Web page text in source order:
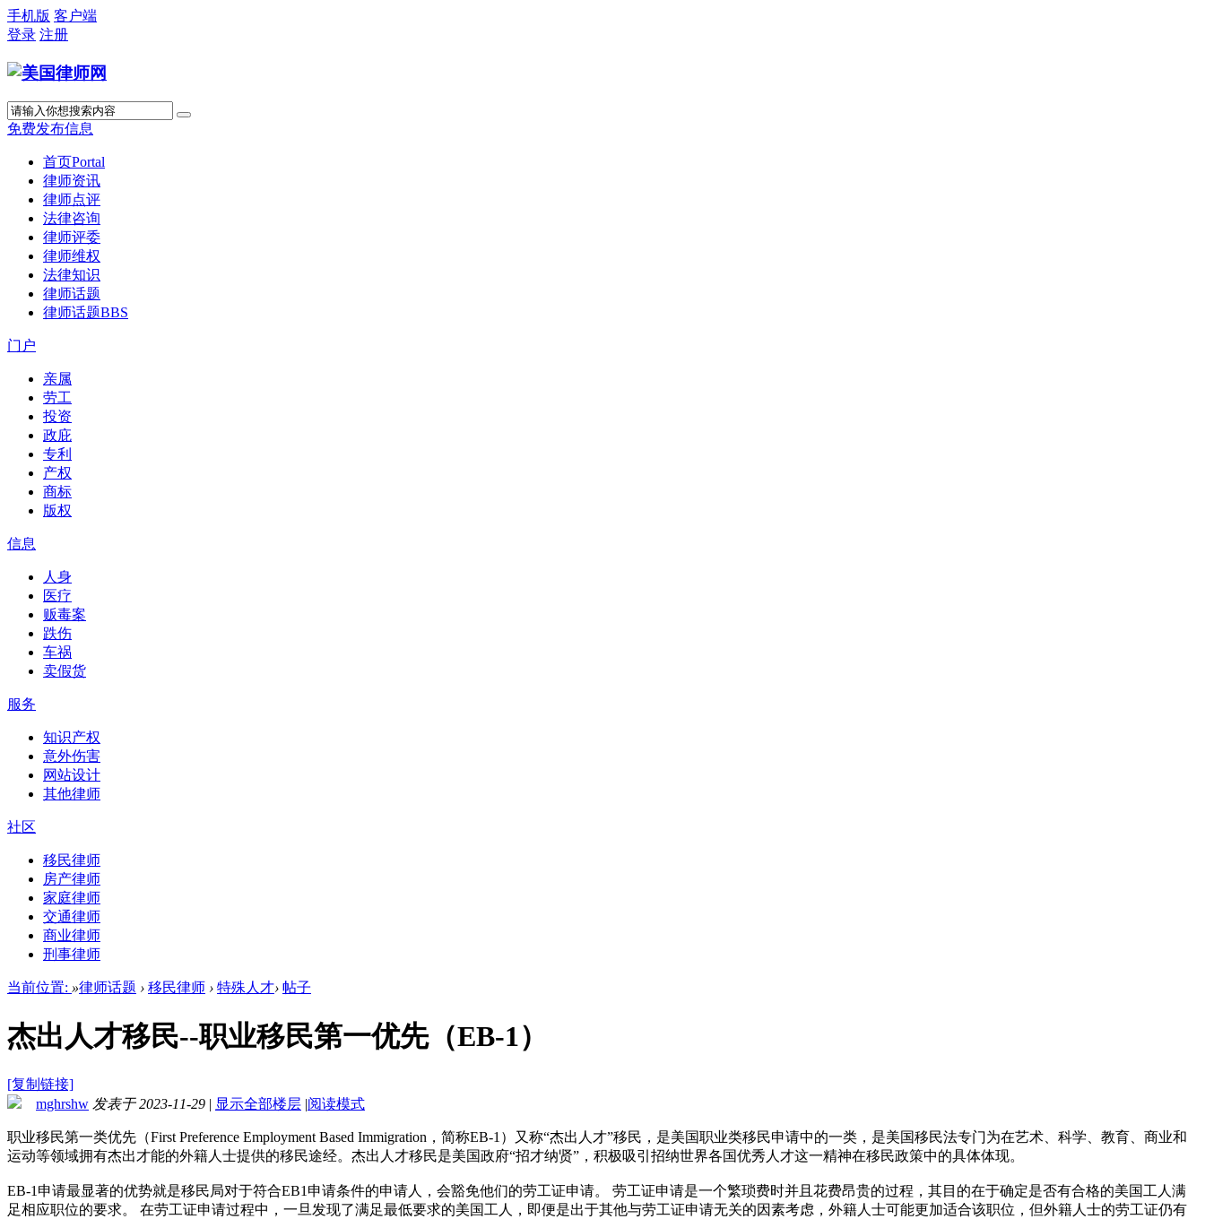
手机版 客户端
登录 注册
免费发布信息
首页Portal
律师资讯
律师点评
法律咨询
律师评委
律师维权
法律知识
律师话题
律师话题BBS
门户
亲属
劳工
投资
政庇
专利
产权
商标
版权
信息
人身
医疗
贩毒案
跌伤
车祸
卖假货
服务
知识产权
意外伤害
网站设计
其他律师
社区
移民律师
房产律师
家庭律师
交通律师
商业律师
刑事律师
当前位置: »律师话题 › 移民律师 › 特殊人才› 帖子
杰出人才移民--职业移民第一优先（EB-1）
[复制链接]
mghrshw 发表于 2023-11-29 | 显示全部楼层 |阅读模式
职业移民第一类优先（First Preference Employment Based Immigration，简称EB-1）又称“杰出人才”移民，是美国职业类移民申请中的一类，是美国移民法专门为在艺术、科学、教育、商业和
运动等领域拥有杰出才能的外籍人士提供的移民途经。杰出人才移民是美国政府“招才纳贤”，积极吸引招纳世界各国优秀人才这一精神在移民政策中的具体体现。
EB-1申请最显著的优势就是移民局对于符合EB1申请条件的申请人，会豁免他们的劳工证申请。 劳工证申请是一个繁琐费时并且花费昂贵的过程，其目的在于确定是否有合格的美国工人满
足相应职位的要求。 在劳工证申请过程中，一旦发现了满足最低要求的美国工人，即便是出于其他与劳工证申请无关的因素考虑，外籍人士可能更加适合该职位，但外籍人士的劳工证仍有